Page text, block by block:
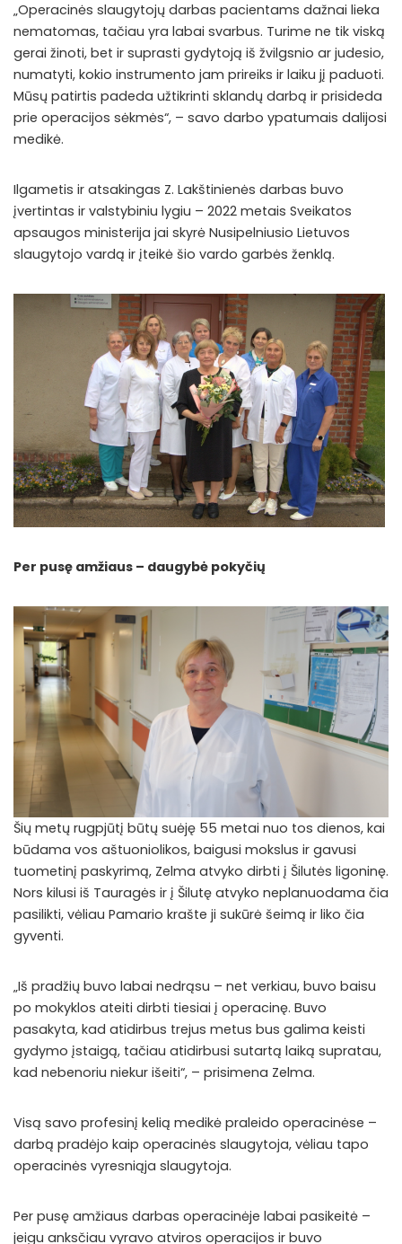
„Operacinės slaugytojų darbas pacientams dažnai lieka
nematomas, tačiau yra labai svarbus. Turime ne tik viską
gerai žinoti, bet ir suprasti gydytoją iš žvilgsnio ar judesio,
numatyti, kokio instrumento jam prireiks ir laiku jį paduoti.
Mūsų patirtis padeda užtikrinti sklandų darbą ir prisideda
prie operacijos sėkmės“, – savo darbo ypatumais dalijosi
medikė.
Ilgametis ir atsakingas Z. Lakštinienės darbas buvo
įvertintas ir valstybiniu lygiu – 2022 metais Sveikatos
apsaugos ministerija jai skyrė Nusipelniusio Lietuvos
slaugytojo vardą ir įteikė šio vardo garbės ženklą.
Per pusę amžiaus – daugybė pokyčių
Šių metų rugpjūtį būtų suėję 55 metai nuo tos dienos, kai
būdama vos aštuoniolikos, baigusi mokslus ir gavusi
tuometinį paskyrimą, Zelma atvyko dirbti į Šilutės ligoninę.
Nors kilusi iš Tauragės ir į Šilutę atvyko neplanuodama čia
pasilikti, vėliau Pamario krašte ji sukūrė šeimą ir liko čia
gyventi.
„Iš pradžių buvo labai nedrąsu – net verkiau, buvo baisu
po mokyklos ateiti dirbti tiesiai į operacinę. Buvo
pasakyta, kad atidirbus trejus metus bus galima keisti
gydymo įstaigą, tačiau atidirbusi sutartą laiką supratau,
kad nebenoriu niekur išeiti“, – prisimena Zelma.
Visą savo profesinį kelią medikė praleido operacinėse –
darbą pradėjo kaip operacinės slaugytoja, vėliau tapo
operacinės vyresniąja slaugytoja.
Per pusę amžiaus darbas operacinėje labai pasikeitė –
jeigu anksčiau vyravo atviros operacijos ir buvo